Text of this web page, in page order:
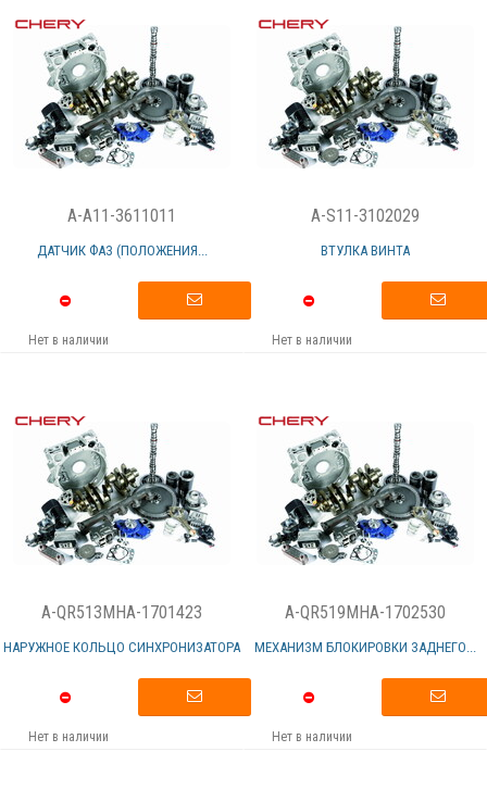
A-A11-3611011
ДАТЧИК ФАЗ (ПОЛОЖЕНИЯ...
Нет в наличии
A-S11-3102029
ВТУЛКА ВИНТА
Нет в наличии
A-QR513MHA-1701423
НАРУЖНОЕ КОЛЬЦО СИНХРОНИЗАТОРА
Нет в наличии
A-QR519MHA-1702530
МЕХАНИЗМ БЛОКИРОВКИ ЗАДНЕГО...
Нет в наличии